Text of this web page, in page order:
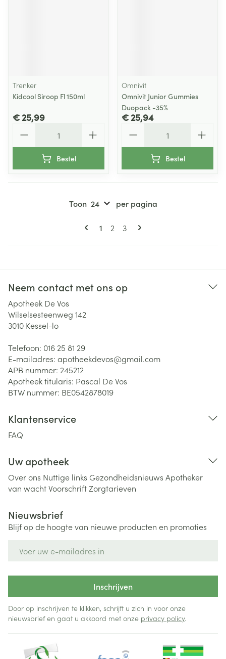
Trenker
Kidcool Siroop Fl 150ml
€ 25,99
Bestel
Omnivit
Omnivit Junior Gummies
Duopack -35%
€ 25,94
Bestel
Pagina's
U lees momenteel pagina
1 Pagina
2 Pagina
3
Toon per pagina
Neem contact met ons op
Apotheek De Vos
Wilselsesteenweg 142
3010 Kessel-lo
Telefoon: 016 25 81 29
E-mailadres: apotheekdevos@gmail.com
APB nummer: 245212
Apotheek titularis: Pascal De Vos
BTW nummer: BE0542878019
Klantenservice
FAQ
Uw apotheek
Over ons Nuttige links Gezondheidsnieuws Apotheker
van wachtVoorschriftZorgtarieven
Nieuwsbrief
Blijf op de hoogte van nieuwe producten en promoties
Inschrijven
Door op inschrijven te klikken, schrijft u zich in voor onze
nieuwsbrief en gaat u akkoord met onze privacy policy.